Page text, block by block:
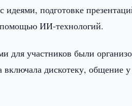
идеями, подготовке
ИИ-технологий.
для участников были
дискотеку, общение